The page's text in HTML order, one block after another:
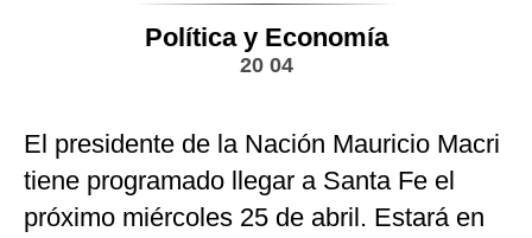
Política y Economía
20 04
El presidente de la Nación Mauricio Macri
tiene programado llegar a Santa Fe el
próximo miércoles 25 de abril. Estará en